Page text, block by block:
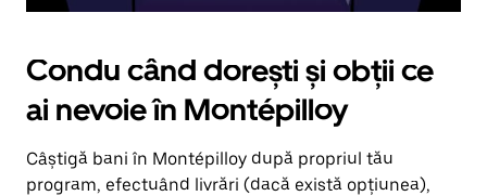
Condu când dorești și obții ce
ai nevoie în Montépilloy
Câștigă bani în Montépilloy după propriul tău
program, efectuând livrări (dacă există opțiunea),